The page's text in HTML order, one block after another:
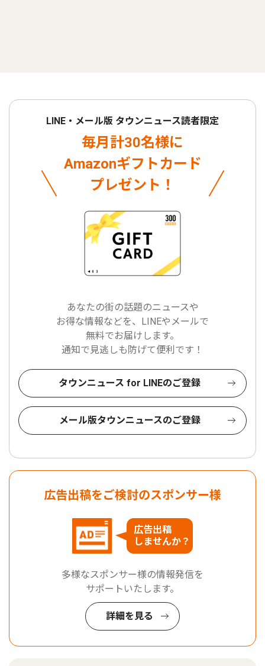
LINE・メール版 タウンニュース読者限定
毎月計30名様に
Amazonギフトカード
プレゼント！
あなたの街の話題のニュースや
お得な情報などを、LINEやメールで
無料でお届けします。
通知で見逃しも防げて便利です！
タウンニュース for LINEのご登録
メール版タウンニュースのご登録
広告出稿をご検討のスポンサー様
広告出稿
しませんか？
多様なスポンサー様の情報発信を
サポートいたします。
詳細を見る